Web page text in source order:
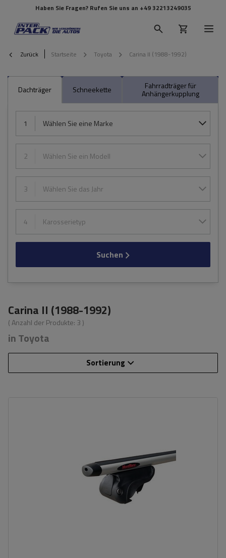
Haben Sie Fragen? Rufen Sie uns an +49 32213249035
Zurück Startseite Toyota Carina II (1988-1992)
Dachträger Schneekette Fahrradträger für
Anhängerkupplung
1 Wählen Sie eine Marke
2 Wählen Sie ein Modell
3 Wählen Sie das Jahr
4 Karosserietyp
Suchen
Carina II (1988-1992)
( Anzahl der Produkte: 3 )
in Toyota
Sortierung